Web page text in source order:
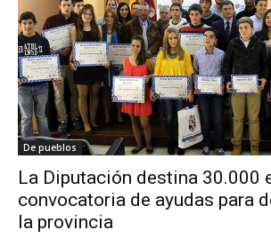
De pueblos
La Diputación destina 30.000
convocatoria de ayudas para
la provincia